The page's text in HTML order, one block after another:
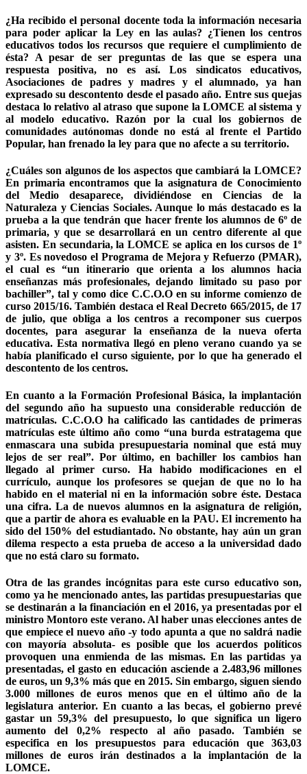
¿Ha recibido el personal docente toda la información necesaria
para poder aplicar la Ley en las aulas? ¿Tienen los centros
educativos todos los recursos que requiere el cumplimiento de
ésta? A pesar de ser preguntas de las que se espera una
respuesta positiva, no es así. Los sindicatos educativos,
Asociaciones de padres y madres y el alumnado, ya han
expresado su descontento desde el pasado año. Entre sus quejas
destaca lo relativo al atraso que supone la LOMCE al sistema y
al modelo educativo. Razón por la cual los gobiernos de
comunidades autónomas donde no está al frente el Partido
Popular, han frenado la ley para que no afecte a su territorio.
¿Cuáles son algunos de los aspectos que cambiará la LOMCE?
En primaria encontramos que la asignatura de Conocimiento
del Medio desaparece, dividiéndose en Ciencias de la
Naturaleza y Ciencias Sociales. Aunque lo más destacado es la
prueba a la que tendrán que hacer frente los alumnos de 6º de
primaria, y que se desarrollará en un centro diferente al que
asisten. En secundaria, la LOMCE se aplica en los cursos de 1º
y 3º. Es novedoso el Programa de Mejora y Refuerzo (PMAR),
el cual es “un itinerario que orienta a los alumnos hacia
enseñanzas más profesionales, dejando limitado su paso por
bachiller”, tal y como dice C.C.O.O en su informe comienzo de
curso 2015/16. También destaca el Real Decreto 665/2015, de 17
de julio, que obliga a los centros a recomponer sus cuerpos
docentes, para asegurar la enseñanza de la nueva oferta
educativa. Esta normativa llegó en pleno verano cuando ya se
había planificado el curso siguiente, por lo que ha generado el
descontento de los centros.
En cuanto a la Formación Profesional Básica, la implantación
del segundo año ha supuesto una considerable reducción de
matrículas. C.C.O.O ha calificado las cantidades de primeras
matrículas este último año como “una burda estratagema que
enmascara una subida presupuestaria nominal que está muy
lejos de ser real”. Por último, en bachiller los cambios han
llegado al primer curso. Ha habido modificaciones en el
currículo, aunque los profesores se quejan de que no lo ha
habido en el material ni en la información sobre éste. Destaca
una cifra. La de nuevos alumnos en la asignatura de religión,
que a partir de ahora es evaluable en la PAU. El incremento ha
sido del 150% del estudiantado. No obstante, hay aún un gran
dilema respecto a esta prueba de acceso a la universidad dado
que no está claro su formato.
Otra de las grandes incógnitas para este curso educativo son,
como ya he mencionado antes, las partidas presupuestarias que
se destinarán a la financiación en el 2016, ya presentadas por el
ministro Montoro este verano. Al haber unas elecciones antes de
que empiece el nuevo año -y todo apunta a que no saldrá nadie
con mayoría absoluta- es posible que los acuerdos políticos
provoquen una enmienda de las mismas. En las partidas ya
presentadas, el gasto en educación asciende a 2.483,96 millones
de euros, un 9,3% más que en 2015. Sin embargo, siguen siendo
3.000 millones de euros menos que en el último año de la
legislatura anterior. En cuanto a las becas, el gobierno prevé
gastar un 59,3% del presupuesto, lo que significa un ligero
aumento del 0,2% respecto al año pasado. También se
especifica en los presupuestos para educación que 363,03
millones de euros irán destinados a la implantación de la
LOMCE.